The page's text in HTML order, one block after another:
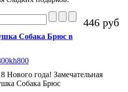
446 руб
Собака Брюс в
Нового года! Замечательная
Собака Брюс